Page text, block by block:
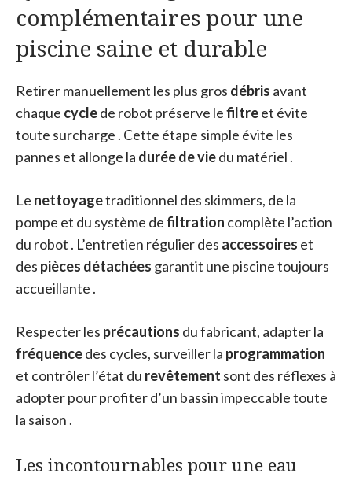
complémentaires pour une
piscine saine et durable
Retirer manuellement les plus gros débris avant
chaque cyclede robot préserve lefiltreet évite
toute surcharge . Cette étape simple évite les
pannes et allonge la durée de viedu matériel .
Le nettoyagetraditionnel des skimmers, de la
pompe et du système defiltration complète l’action
du robot . L’entretien régulier des accessoires et
des pièces détachées garantit une piscine toujours
accueillante .
Respecter les précautions du fabricant, adapter la
fréquencedes cycles, surveiller la programmation
et contrôler l’état du revêtement sont des réflexes à
adopter pour profiter d’un bassin impeccable toute
la saison .
Les incontournables pour une eau